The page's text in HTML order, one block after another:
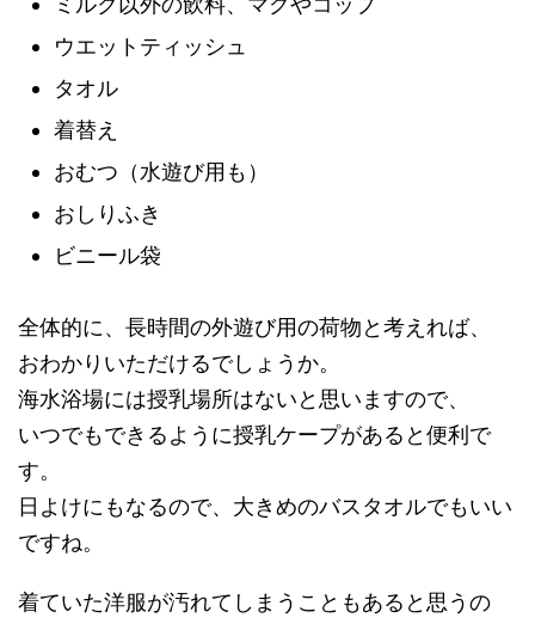
ウエットティッシュ
タオル
着替え
おむつ（水遊び用も）
おしりふき
ビニール袋
全体的に、長時間の外遊び用の荷物と考えれば、
おわかりいただけるでしょうか。
海水浴場には授乳場所はないと思いますので、
いつでもできるように授乳ケープがあると便利で
す。
日よけにもなるので、大きめのバスタオルでもいい
ですね。
着ていた洋服が汚れてしまうこともあると思うの